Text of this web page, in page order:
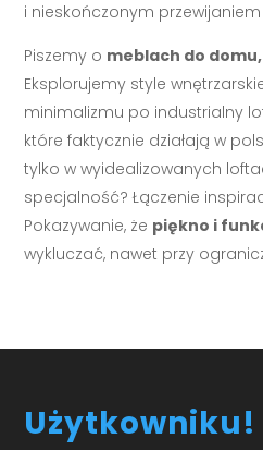
i nieskończonym
Piszemy o meblach do
Eksplorujemy style
minimalizmu po industrialny
które faktycznie działają w
tylko w wyidealizowanych
specjalność? Łączenie
Pokazywanie, że piękno i
wykluczać, nawet przy
Użytkowniku!